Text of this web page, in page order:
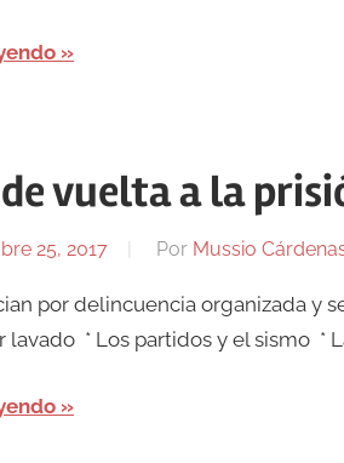
vuelta a la
25, 2017 Por Mussio
por delincuencia organizada y
lavado * Los partidos y el sismo *